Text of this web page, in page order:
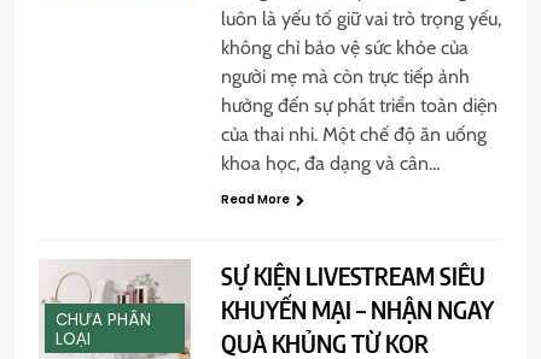
luôn là yếu tố giữ vai trò trọng yếu,
không chỉ bảo vệ sức khỏe của
người mẹ mà còn trực tiếp ảnh
hưởng đến sự phát triển toàn diện
của thai nhi. Một chế độ ăn uống
khoa học, đa dạng và cân…
Read More
CHƯA PHÂN
LOẠI
SỰ KIỆN LIVESTREAM SIÊU
KHUYẾN MẠI – NHẬN NGAY
QUÀ KHỦNG TỪ KOR